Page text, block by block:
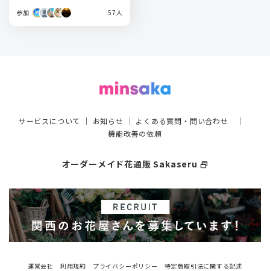
参加 57人
サービスについて ｜ お知らせ ｜ よくある質問・問い合わせ ｜
機能改善の依頼
オーダーメイド花通販 Sakaseru select_window
運営会社 利用規約 プライバシーポリシー 特定商取引法に関する記述